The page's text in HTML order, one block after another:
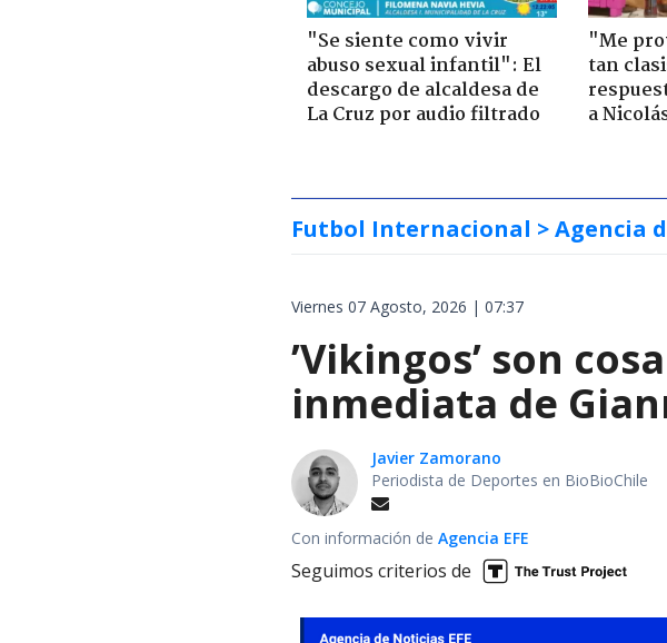
"Se siente como vivir
abuso sexual infantil": El
descargo de alcaldesa de
La Cruz por audio filtrado
"Me
tan
a
Futbol Internacional > Agencia
Viernes 07 Agosto, 2026 | 07:37
’Vikingos’ son
inmediata de
Javier Zamorano
Periodista de Deportes en BioBioChile
Con información de Agencia EFE
Seguimos criterios de